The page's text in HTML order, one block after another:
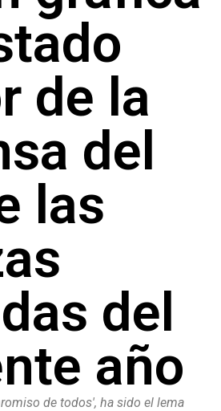
de la
del
las
del
año
de todos', ha sido el lema